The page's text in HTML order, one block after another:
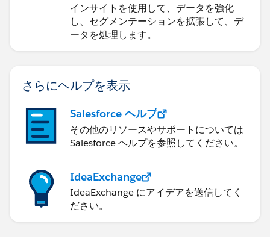
インサイトを使用して、データを強化
し、セグメンテーションを拡張して、デ
ータを処理します。
さらにヘルプを表示
Salesforce ヘルプ
その他のリソースやサポートについては
Salesforce ヘルプを参照してください。
IdeaExchange
IdeaExchange にアイデアを送信してく
ださい。